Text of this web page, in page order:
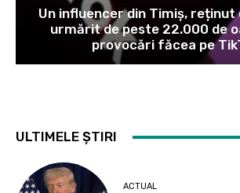
Un influencer din Timiș, reținut
urmărit de peste 22.000 de
provocări făcea pe
ULTIMELE ȘTIRI
ACTUAL